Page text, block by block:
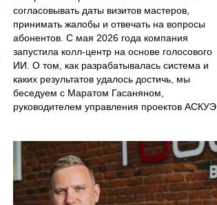
согласовывать даты визитов мастеров,
принимать жалобы и отвечать на вопросы
абонентов. С мая 2026 года компания
запустила колл-центр на основе голосового
ИИ. О том, как разрабатывалась система и
каких результатов удалось достичь, мы
беседуем с Маратом Гасаняном,
руководителем управления проектов АСКУЭ.